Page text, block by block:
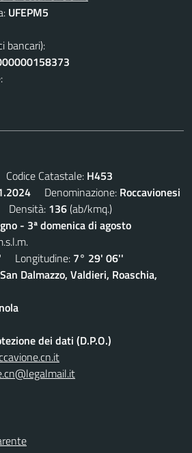
UFEPM5
bancari):
Codice Catastale: H453
Denominazione: Roccavionesi
Densità: 136(ab/kmq.)
- 3ª domenica di agosto
Longitudine: 7° 29' 06''
Dalmazzo, Valdieri, Roaschia,
dei dati (D.P.O.)